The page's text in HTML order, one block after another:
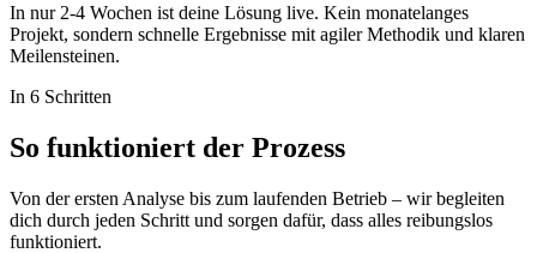
In nur 2-4 Wochen ist deine Lösung live. Kein monatelanges
Projekt, sondern schnelle Ergebnisse mit agiler Methodik und klaren
Meilensteinen.
In 6 Schritten
So funktioniert der Prozess
Von der ersten Analyse bis zum laufenden Betrieb – wir begleiten
dich durch jeden Schritt und sorgen dafür, dass alles reibungslos
funktioniert.